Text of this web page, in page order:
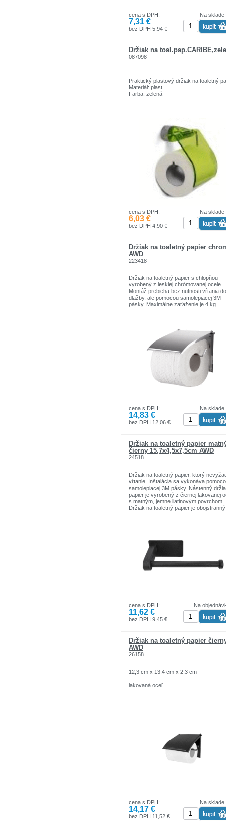
Na sklade
cena s DPH:
7,31 €
bez DPH 5,94 €
Držiak na
087098
Praktický plastový držiak na toaletný
Materiál: plast
Farba: zelená
Na sklade
cena s DPH:
6,03 €
bez DPH 4,90 €
Držiak na toaletný papier
AWD
223418
Držiak na toaletný papier s chlopňou
vyrobený z lesklej chrómovanej ocele.
Montáž prebieha bez nutnosti vŕtania do
dlažby, ale pomocou samolepiacej 3M
pásky. Maximálne zaťaženie je 4 kg.
Na sklade
cena s DPH:
14,83 €
bez DPH 12,06 €
Držiak na toaletný papier
čierny 15,7x4,5x7,5cm AWD
24518
Držiak na toaletný papier, ktorý
vŕtanie. Inštalácia sa vykonáva
samolepiacej 3M pásky. Nástenný
papier je vyrobený z čiernej lakovanej
s matným, jemne liatinovým povrchom.
Držiak na toaletný papier je
Na
cena s DPH:
11,62 €
bez DPH 9,45 €
Držiak na toaletný papier
AWD
26158
12,3 cm x 13,4 cm x 2,3 cm
lakovaná oceľ
Na sklade
cena s DPH:
14,17 €
bez DPH 11,52 €